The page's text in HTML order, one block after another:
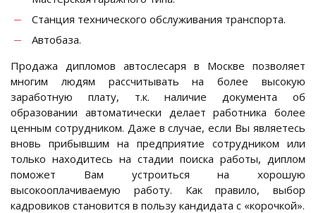
Станция технического обслуживания транспорта.
Автобаза.
Продажа дипломов автослесаря в Москве позволяет
многим людям рассчитывать на более высокую
заработную плату, т.к. наличие документа об
образовании автоматически делает работника более
ценным сотрудником. Даже в случае, если Вы являетесь
вновь прибывшим на предприятие сотрудником или
только находитесь на стадии поиска работы, диплом
поможет Вам устроиться на хорошую
высокооплачиваемую работу. Как правило, выбор
кадровиков становится в пользу кандидата с «корочкой».